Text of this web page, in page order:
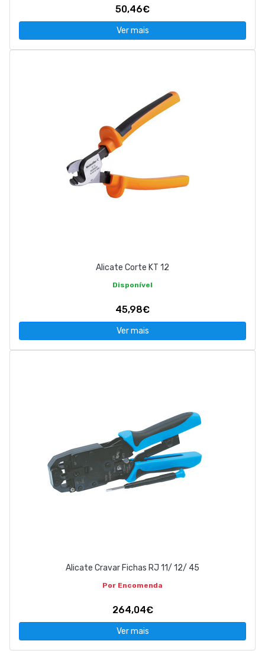
50,46€
Ver mais
Alicate Corte KT 12
Disponível
45,98€
Ver mais
Alicate Cravar Fichas RJ 11/ 12/ 45
Por Encomenda
264,04€
Ver mais